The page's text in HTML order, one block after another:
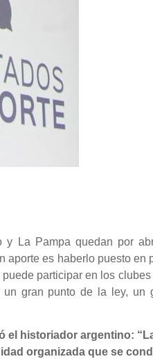
La Pampa quedan por
es haberlo puesto en
participar en los
gran punto de la ley, un
el historiador argentino:
organizada que se